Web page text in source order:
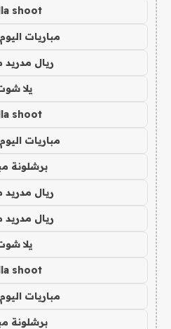
shoot
مباريات
ريال مدريد
يلا
shoot
مباريات
برشلونة
ريال مدريد
ريال مدريد
يلا
shoot
مباريات
برشلونة